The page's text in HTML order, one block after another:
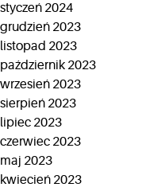
styczeń 2024
grudzień 2023
listopad 2023
październik 2023
wrzesień 2023
sierpień 2023
lipiec 2023
czerwiec 2023
maj 2023
kwiecień 2023